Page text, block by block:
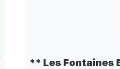
** Les Fontaines